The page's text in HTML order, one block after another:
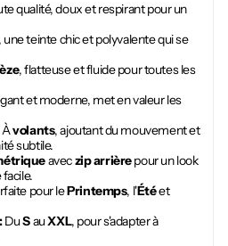
qualité, doux et respirant pour un
une teinte chic et polyvalente qui se
, flatteuse et fluide pour toutes les
et moderne, met en valeur les
Àvolants, ajoutant du mouvement et
subtile.
aveczip arrièrepour un look
pour lePrintemps, l'Étéet
DuSauXXL, pour s'adapter à